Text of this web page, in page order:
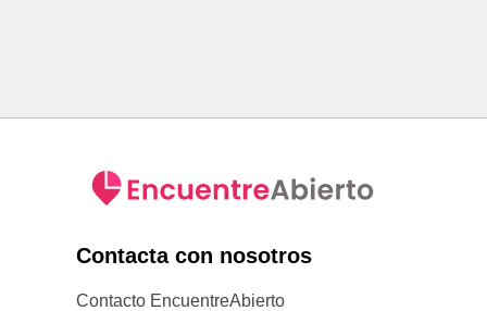
Contacta con nosotros
Contacto EncuentreAbierto